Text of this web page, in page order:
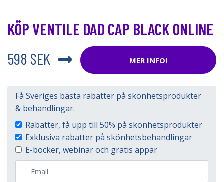
KÖP VENTILE DAD CAP BLACK ONLINE
598 SEK
MER INFO!
Få Sveriges bästa rabatter på skönhetsprodukter
& behandlingar.
Rabatter, få upp till 50% på skönhetsprodukter
Exklusiva rabatter på skönhetsbehandlingar
E-böcker, webinar och gratis appar